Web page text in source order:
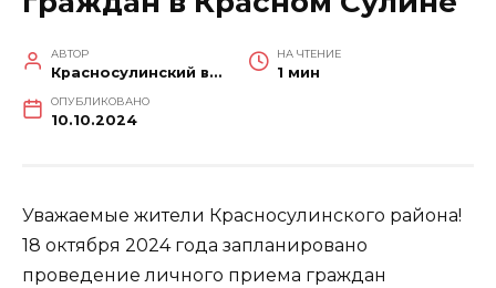
АВТОР
Красносулинский вестник
НА ЧТЕНИЕ
1 мин
ОПУБЛИКОВАНО
10.10.2024
Уважаемые жители Красносулинского района!
18 октября 2024 года запланировано
проведение личного приема граждан